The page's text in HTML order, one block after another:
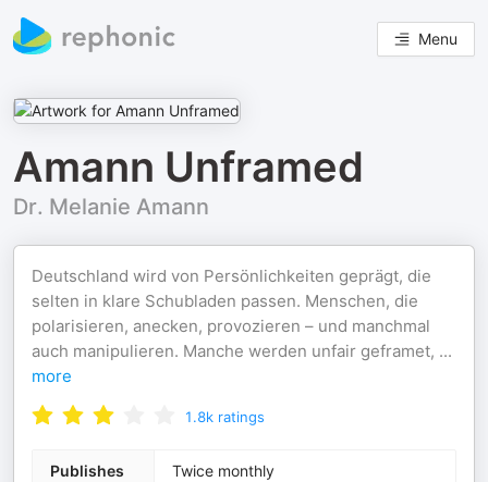
Menu
Amann Unframed
Dr. Melanie Amann
Deutschland wird von Persönlichkeiten geprägt, die
selten in klare Schubladen passen. Menschen, die
polarisieren, anecken, provozieren – und manchmal
auch manipulieren. Manche werden unfair geframet, ...
more
1.8k ratings
Publishes Twice monthly